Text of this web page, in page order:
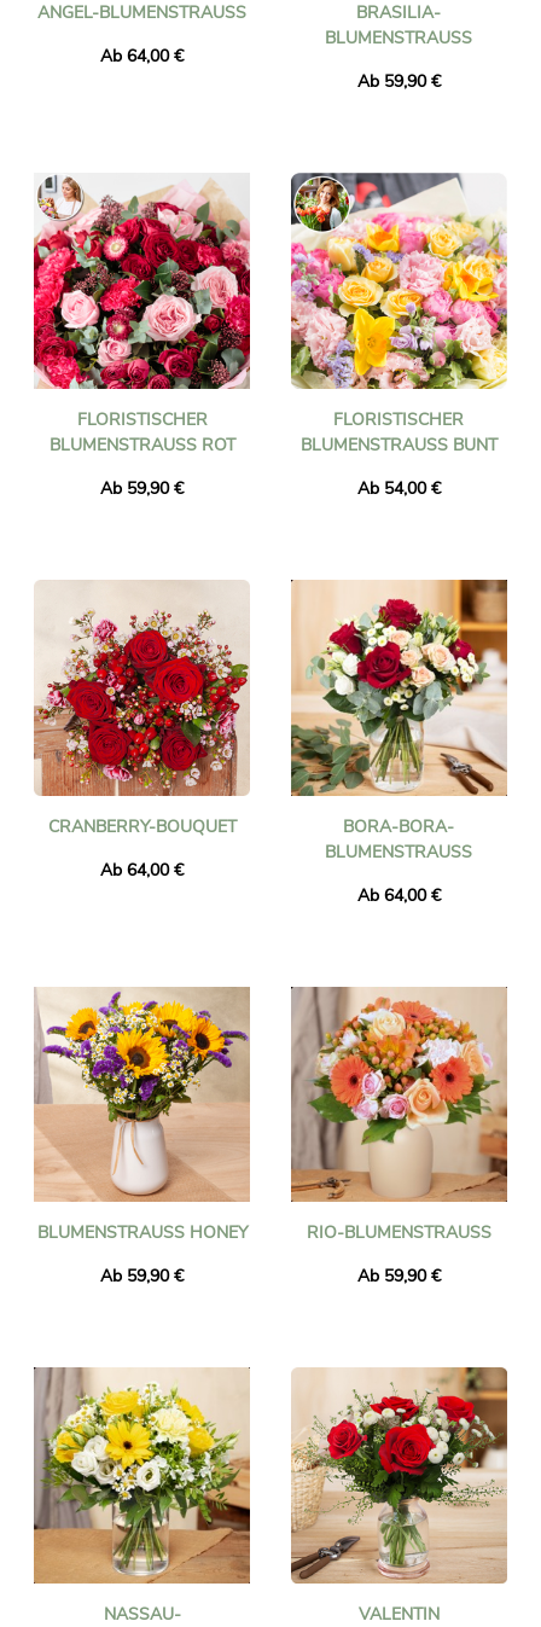
ANGEL-BLUMENSTRAUSS
Ab 64,00 €
BRASILIA-
BLUMENSTRAUSS
Ab 59,90 €
FLORISTISCHER
BLUMENSTRAUSS ROT
Ab 59,90 €
FLORISTISCHER
BLUMENSTRAUSS BUNT
Ab 54,00 €
CRANBERRY-BOUQUET
Ab 64,00 €
BORA-BORA-
BLUMENSTRAUSS
Ab 64,00 €
BLUMENSTRAUSS HONEY
Ab 59,90 €
RIO-BLUMENSTRAUSS
Ab 59,90 €
NASSAU-
VALENTIN